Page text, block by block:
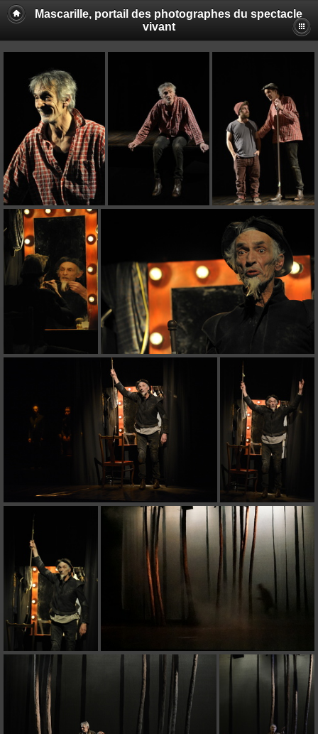
Mascarille, portail des photographes du spectacle
vivant